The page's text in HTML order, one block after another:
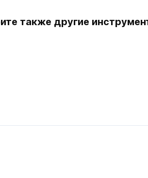
также другие